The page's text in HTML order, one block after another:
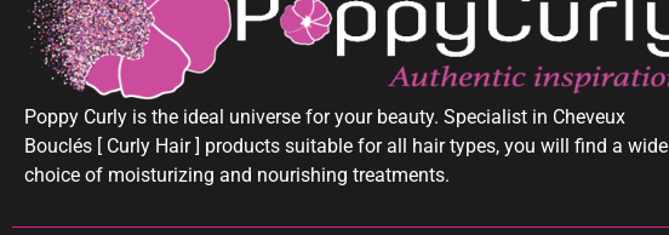
Poppy Curly is the ideal universe for your beauty. Specialist in Cheveux
Bouclés [ Curly Hair ] products suitable for all hair types, you will find a wide
choice of moisturizing and nourishing treatments.